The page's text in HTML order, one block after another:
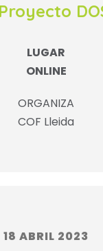
LUGAR
ONLINE
ORGANIZA
COF Lleida
18 ABRIL 2023